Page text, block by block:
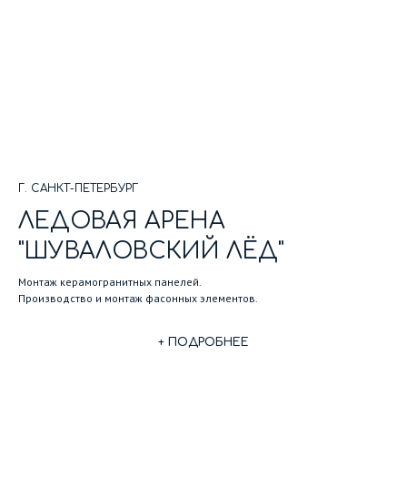
Г. САНКТ-ПЕТЕРБУРГ
ЛЕДОВАЯ АРЕНА
"ШУВАЛОВСКИЙ ЛЁД"
Монтаж керамогранитных панелей.
Производство и монтаж фасонных элементов.
+ ПОДРОБНЕЕ